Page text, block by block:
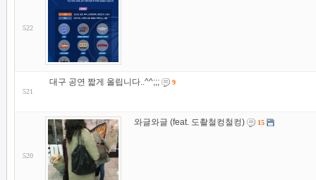
522
521
대구 공연 짧게 올립니다..^^;;; 9
520
와글와글 (feat. 도촬철컹철컹) 15